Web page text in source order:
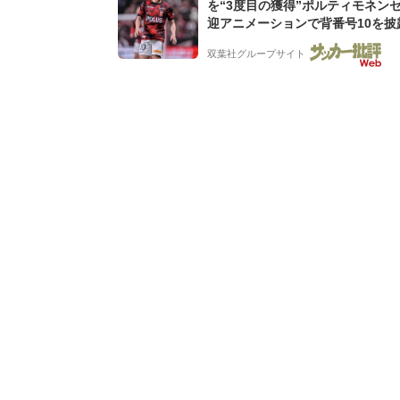
を“3度目の獲得”ポルティモネン
迎アニメーションで背番号10を
去動画も公開「幸せだね〜」「爽
ケメン」
双葉社グループサイト